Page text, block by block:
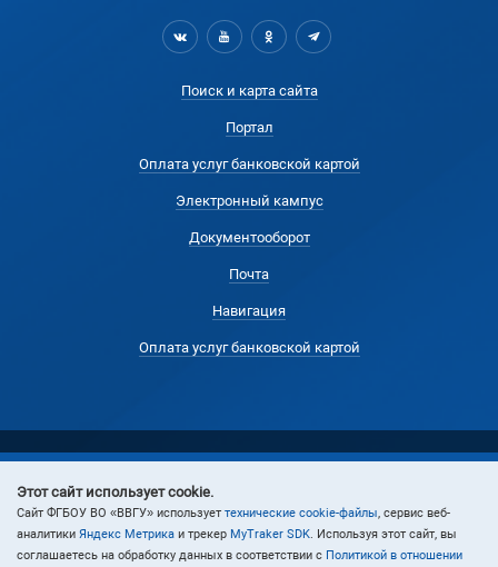
Поиск и карта сайта
Портал
Оплата услуг банковской картой
Электронный кампус
Документооборот
Почта
Навигация
Оплата услуг банковской картой
© 2024 Владивостокский государственный университет
Этот сайт использует cookie.
Cайт ФГБОУ ВО «ВВГУ» использует технические cookie-файлы, сервис веб-
аналитики Яндекс Метрика и трекер MyTraker SDK. Используя этот сайт, вы
соглашаетесь на обработку данных в соответствии с Политикой в отношении